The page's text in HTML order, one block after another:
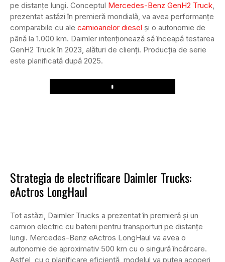
pe distanțe lungi. Conceptul Mercedes-Benz GenH2 Truck,
prezentat astăzi în premieră mondială, va avea performanțe
comparabile cu ale camioanelor diesel și o autonomie de
până la 1.000 km. Daimler intenționează să înceapă testarea
GenH2 Truck în 2023, alături de clienți. Producția de serie
este planificată după 2025.
Play
Strategia de electrificare Daimler Trucks:
eActros LongHaul
Tot astăzi, Daimler Trucks a prezentat în premieră și un
camion electric cu baterii pentru transporturi pe distanțe
lungi. Mercedes-Benz eActros LongHaul va avea o
autonomie de aproximativ 500 km cu o singură încărcare.
Astfel, cu o planificare eficientă, modelul va putea acoperi